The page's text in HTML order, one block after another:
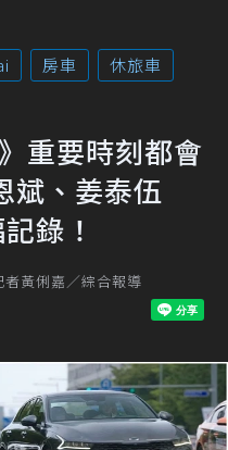
房車
休旅車
重要時刻都會
、姜泰伍
錄！
黃俐嘉／綜合報導